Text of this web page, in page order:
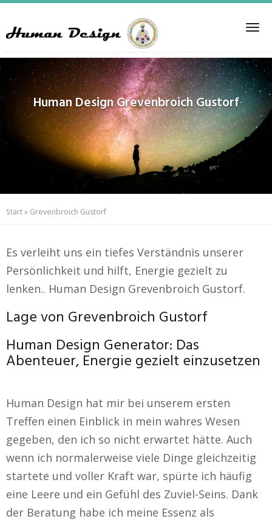
content
Human DesignGrevenbroich Gustorf
Start» Grevenbroich Gustorf
Es verleiht uns ein tiefes Verständnis unserer
Persönlichkeit und hilft, Energie gezielt zu
lenken.. Human Design Grevenbroich Gustorf.
Lage von Grevenbroich Gustorf
Human Design Generator: Das
Abenteuer, Energie gezielt einzusetzen
Human Design hat mir bei unserem ersten
Treffen einen Einblick in mein wahres Wesen
gegeben, den ich so nicht erwartet hätte. Auch
wenn ich normalerweise viele Dinge gleichzeitig
startete und voller Kraft war, spürte ich häufig
eine Leere und ein Gefühl des Zuviel-Seins. Dank
der Beratung habe ich meine Essenz als